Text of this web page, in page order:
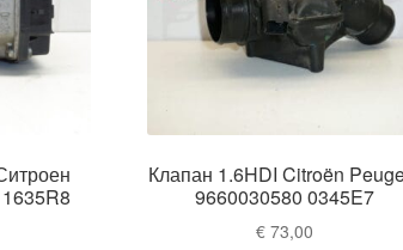
Клапан 1.6HDI Citroën
9660030580 0345E7
€ 73,00